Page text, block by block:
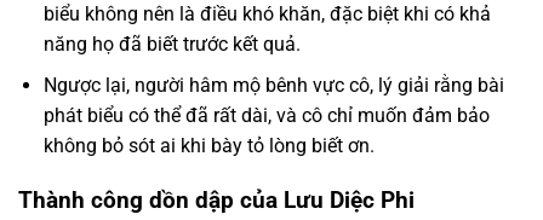
biểu không nên là điều khó khăn, đặc biệt khi có khả
năng họ đã biết trước kết quả.
Ngược lại, người hâm mộ bênh vực cô, lý giải rằng bài
phát biểu có thể đã rất dài, và cô chỉ muốn đảm bảo
không bỏ sót ai khi bày tỏ lòng biết ơn.
Thành công dồn dập của Lưu Diệc Phi